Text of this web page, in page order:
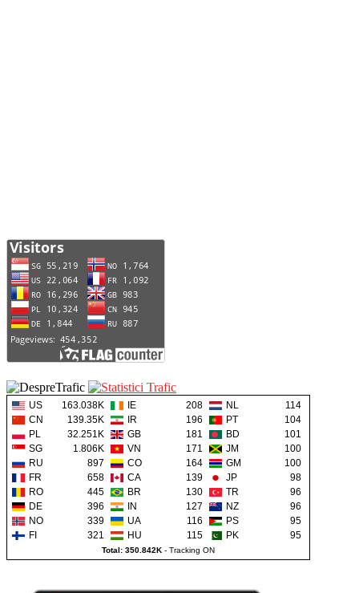
US 163.038K IE 208 NL
114
CN
139.35K IR 196 PT
104
PL
32.251K GB 181 BD
101
SG
1.806K VN 171 JM
100
RU
897 CO 164 GM
100
FR
658 CA 139 JP
98
RO
445 BR 130 TR
96
DE
396 IN 127 NZ
96
NO
339 UA 116 PS
95
FI
321 HU 115 PK 95
Total: 350.842K - Tracking ON